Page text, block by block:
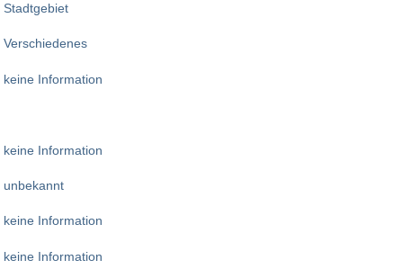
Stadtgebiet
Verschiedenes
keine Information
keine Information
unbekannt
keine Information
keine Information